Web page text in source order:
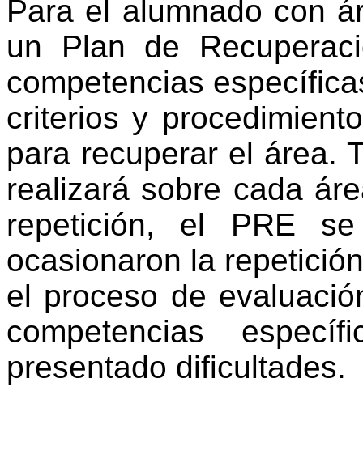
Para el alumnado con
un Plan de
competencias
criterios y procedimient
para recuperar el área.
realizará sobre cada
repetición, el PRE
ocasionaron la
el proceso de
competencias
presentado dificultades.